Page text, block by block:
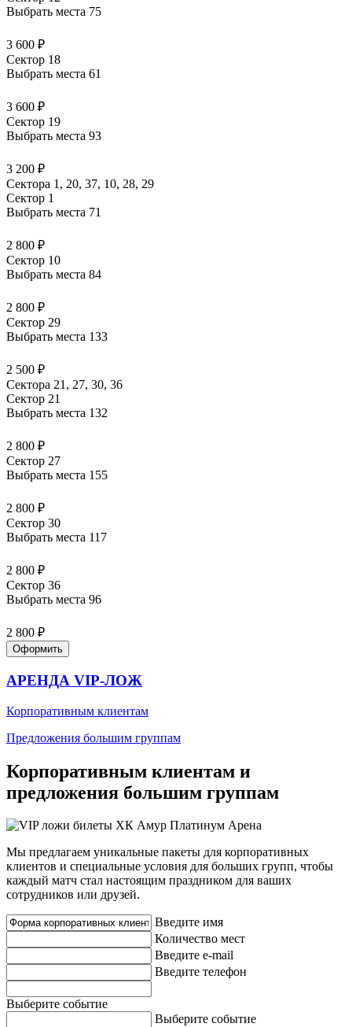
Выбрать места 75
3 600 ₽
Сектор 18
Выбрать места 61
3 600 ₽
Сектор 19
Выбрать места 93
3 200 ₽
Сектора 1, 20, 37, 10, 28, 29
Сектор 1
Выбрать места 71
2 800 ₽
Сектор 10
Выбрать места 84
2 800 ₽
Сектор 29
Выбрать места 133
2 500 ₽
Сектора 21, 27, 30, 36
Сектор 21
Выбрать места 132
2 800 ₽
Сектор 27
Выбрать места 155
2 800 ₽
Сектор 30
Выбрать места 117
2 800 ₽
Сектор 36
Выбрать места 96
2 800 ₽
Оформить
АРЕНДА VIP-ЛОЖ
Корпоративным клиентам
Предложения большим группам
Корпоративным клиентам и
предложения большим группам
Мы предлагаем уникальные пакеты для корпоративных
клиентов и специальные условия для больших групп, чтобы
каждый матч стал настоящим праздником для ваших
сотрудников или друзей.
Введите имя
Количество мест
Введите e-mail
Введите телефон
Выберите событие
Выберите событие